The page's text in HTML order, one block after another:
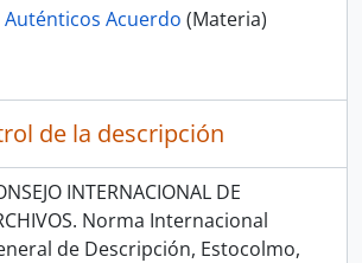
Auténticos Acuerdo (Materia)
de la descripción
INTERNACIONAL DE
Norma Internacional
de Descripción, Estocolmo,